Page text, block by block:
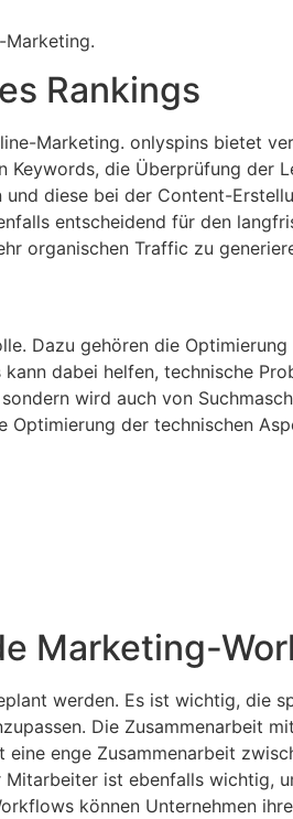
Rankings
Marketing. onlyspins bietet
die Überprüfung der
diese bei der Content-
entscheidend für den
organischen Traffic zu
Dazu gehören die
dabei helfen, technische
wird auch von
der technischen
Marketing-
werden. Es ist wichtig, die
Die Zusammenarbeit
enge Zusammenarbeit
ist ebenfalls wichtig,
können Unternehmen